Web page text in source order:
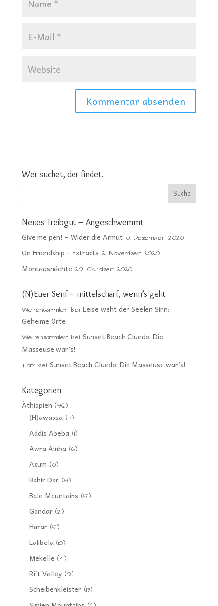
Wer suchet, der findet.
Neues Treibgut – Angeschwemmt
Give me pen! – Wider die Armut 10. Dezember 2020
On Friendship – Extracts 2. November 2020
Montagsnächte 29. Oktober 2020
(N)Euer Senf – mittelscharf, wenn’s geht
Weltensammlerbei Leise weht der Seelen Sinn:
Geheime Orte
Weltensammlerbei Sunset Beach Cluedo: Die
Masseuse war’s!
Tombei Sunset Beach Cluedo: Die Masseuse war’s!
Kategorien
Äthiopien (96)
(H)awassa(7)
Addis Abeba(11)
Awra Amba(6)
Axum (10)
Bahir Dar(8)
Bale Mountains (5)
Gondar(2)
Harar(5)
Lalibela(10)
Mekelle (4)
Rift Valley(9)
Scheibenkleister(13)